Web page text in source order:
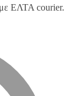
ΕΛΤΑ courier.